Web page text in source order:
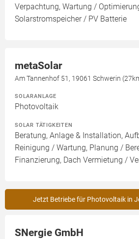
Verpachtung, Wartung /
Solarstromspeicher / PV Batterie
metaSolar
Am Tannenhof 51, 19061 Schwerin
SOLARANLAGE
Photovoltaik
SOLAR TÄTIGKEITEN
Beratung, Anlage & Installation,
Reinigung / Wartung, Planung /
Finanzierung, Dach Vermietung /
Jetzt Betriebe für Photovoltaik in
SNergie GmbH